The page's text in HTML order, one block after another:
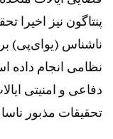
پنتاگون نیز اخیرا
ناشناس (یو‌ای‌پی‌)
نظامی انجام
دفاعی و امنیتی
تحقیقات مذبور